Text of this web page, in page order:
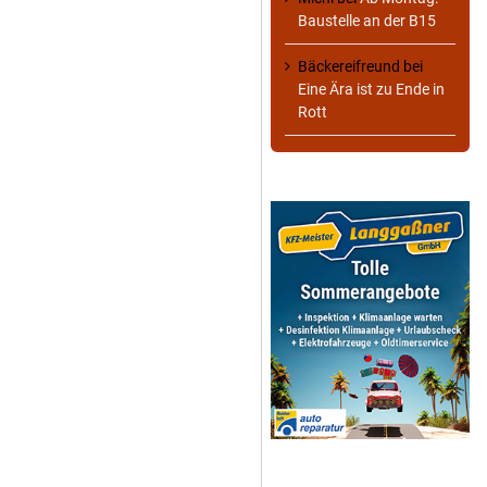
Baustelle an der B15
Bäckereifreund bei
Eine Ära ist zu Ende in
Rott